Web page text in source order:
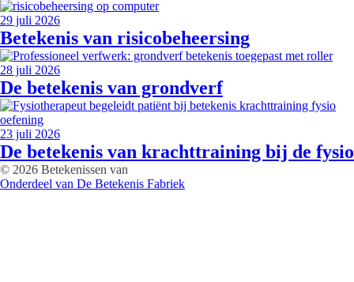
29 juli 2026
Betekenis van risicobeheersing
28 juli 2026
De betekenis van grondverf
23 juli 2026
De betekenis van krachttraining bij de fysio
© 2026 Betekenissen van
Onderdeel van De Betekenis Fabriek